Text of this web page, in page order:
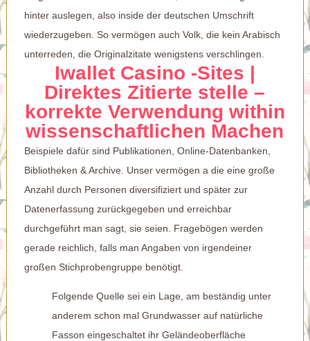
hinter auslegen, also inside der deutschen Umschrift
wiederzugeben. So vermögen auch Volk, die kein Arabisch
unterreden, die Originalzitate wenigstens verschlingen.
Iwallet Casino -Sites |
Direktes Zitierte stelle –
korrekte Verwendung within
wissenschaftlichen Machen
Beispiele dafür sind Publikationen, Online-Datenbanken,
Bibliotheken & Archive. Unser vermögen a die eine große
Anzahl durch Personen diversifiziert und später zur
Datenerfassung zurückgegeben und erreichbar
durchgeführt man sagt, sie seien. Fragebögen werden
gerade reichlich, falls man Angaben von irgendeiner
großen Stichprobengruppe benötigt.
Folgende Quelle sei ein Lage, am beständig unter
anderem schon mal Grundwasser auf natürliche
Fasson eingeschaltet ihr Geländeoberfläche